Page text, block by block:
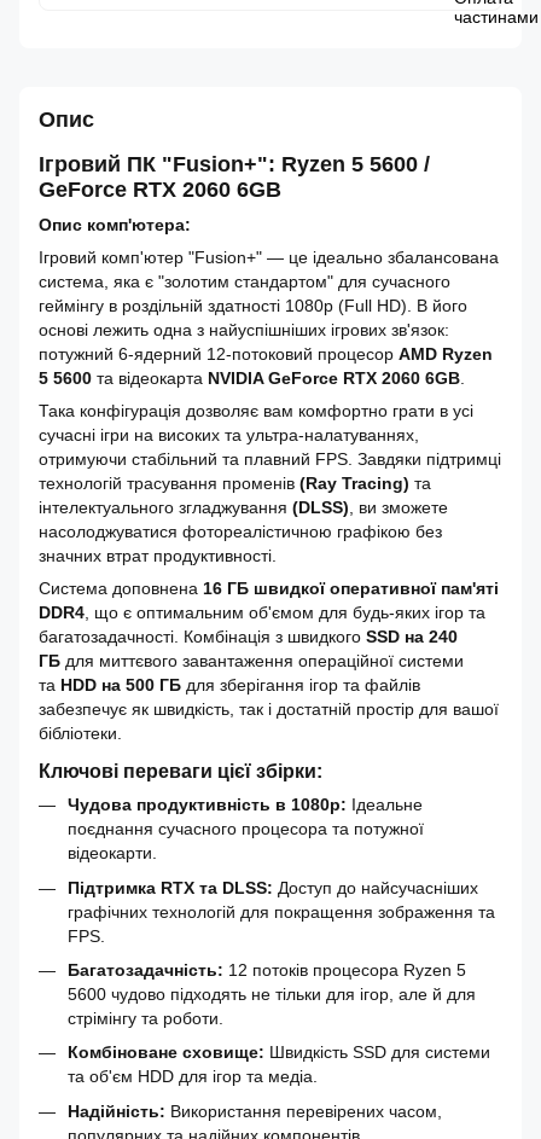
Опис
Ігровий ПК "Fusion+": Ryzen 5 5600 /
GeForce RTX 2060 6GB
Опис комп'ютера:
Ігровий комп'ютер "Fusion+" — це ідеально збалансована
система, яка є "золотим стандартом" для сучасного
геймінгу в роздільній здатності 1080p (Full HD). В його
основі лежить одна з найуспішніших ігрових зв'язок:
потужний 6-ядерний 12-потоковий процесор AMD Ryzen
5 5600 та відеокарта NVIDIA GeForce RTX 2060 6GB.
Така конфігурація дозволяє вам комфортно грати в усі
сучасні ігри на високих та ультра-налатуваннях,
отримуючи стабільний та плавний FPS. Завдяки підтримці
технологій трасування променів (Ray Tracing) та
інтелектуального згладжування (DLSS), ви зможете
насолоджуватися фотореалістичною графікою без
значних втрат продуктивності.
Система доповнена 16 ГБ швидкої оперативної пам'яті
DDR4, що є оптимальним об'ємом для будь-яких ігор та
багатозадачності. Комбінація з швидкого SSD на 240
ГБ для миттєвого завантаження операційної системи
та HDD на 500 ГБ для зберігання ігор та файлів
забезпечує як швидкість, так і достатній простір для вашої
бібліотеки.
Ключові переваги цієї збірки:
Чудова продуктивність в 1080p: Ідеальне
поєднання сучасного процесора та потужної
відеокарти.
Підтримка RTX та DLSS: Доступ до найсучасніших
графічних технологій для покращення зображення та
FPS.
Багатозадачність: 12 потоків процесора Ryzen 5
5600 чудово підходять не тільки для ігор, але й для
стрімінгу та роботи.
Комбіноване сховище: Швидкість SSD для системи
та об'єм HDD для ігор та медіа.
Надійність: Використання перевірених часом,
популярних та надійних компонентів.